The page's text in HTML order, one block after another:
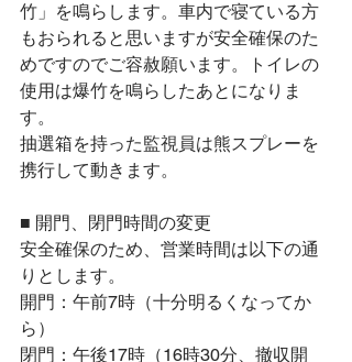
竹」を鳴らします。車内で寝ている方
もおられると思いますが安全確保のた
めですのでご容赦願います。トイレの
使用は爆竹を鳴らしたあとになりま
す。
抽選箱を持った監視員は熊スプレーを
携行して動きます。
■ 開門、閉門時間の変更
安全確保のため、営業時間は以下の通
りとします。
開門：午前7時（十分明るくなってか
ら）
閉門：午後17時（16時30分、撤収開